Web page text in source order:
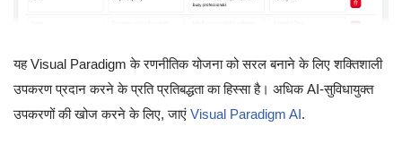
यह Visual Paradigm के रणनीतिक योजना को सरल बनाने के लिए शक्तिशाली
उपकरण प्रदान करने के प्रति प्रतिबद्धता का हिस्सा है। अधिक AI-सुविधायुक्त
उपकरणों की खोज करने के लिए, जाएं Visual Paradigm AI.